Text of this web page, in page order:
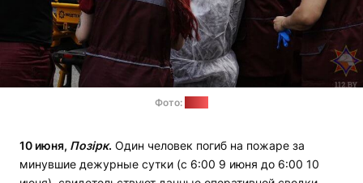
Фото:
10 июня, Позірк. Один человек погиб на пожаре за
минувшие дежурные сутки (с 6:00 9 июня до 6:00 10